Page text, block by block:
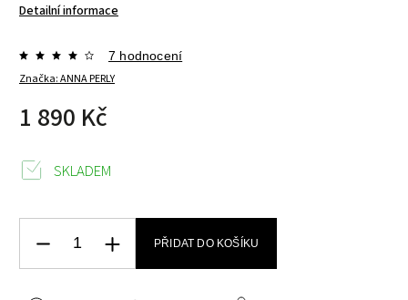
Detailní informace
Značka:ANNA PERLY
7 hodnocení
1 890 Kč
SKLADEM
PŘIDAT DO KOŠÍKU